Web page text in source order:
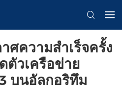
ศความสำเร็จครั้ง
ตัวเครือข่าย
บนอัลกอริทึม